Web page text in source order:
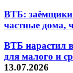
ВТБ: заёмщики
частные дома,
ВТБ нарастил
для малого и
13.07.2026